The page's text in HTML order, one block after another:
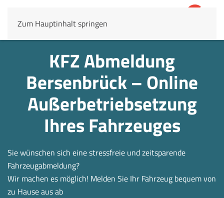
Zum Hauptinhalt springen
KFZ Abmeldung
Bersenbrück – Online
Außerbetrieb­setzung
Ihres Fahrzeuges
Sie wünschen sich eine stressfreie und zeitsparende
Fahrzeugabmeldung?
Wir machen es möglich! Melden Sie Ihr Fahrzeug bequem von
zu Hause aus ab